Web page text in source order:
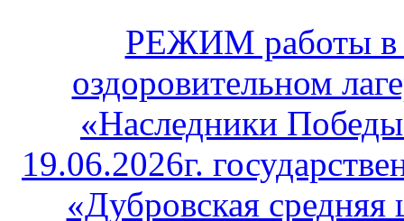
РЕЖИМ работы в
оздоровительном
«Наследники
19.06.2026г.
«Дубровская